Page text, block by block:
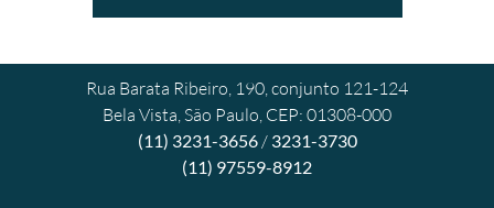
Rua Barata Ribeiro, 190, conjunto 121-124
Bela Vista, São Paulo, CEP: 01308-000
(11) 3231-3656/ 3231-3730
(11) 97559-8912